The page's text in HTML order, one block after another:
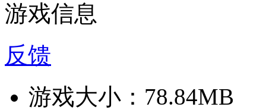
游戏信息
反馈
游戏大小： 78.84MB